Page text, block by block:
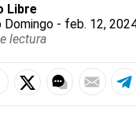
Libre
Domingo - feb. 12,
lectura